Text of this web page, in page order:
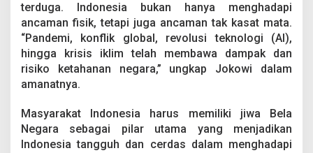
o
l
d
a
u
r
a
terduga. Indonesia bukan hanya menghadapi
ancaman fisik, tetapi juga ancaman tak kasat mata.
“Pandemi, konflik global, revolusi teknologi (AI),
hingga krisis iklim telah membawa dampak dan
risiko ketahanan negara,” ungkap Jokowi dalam
amanatnya.
Masyarakat Indonesia harus memiliki jiwa Bela
Negara sebagai pilar utama yang menjadikan
Indonesia tangguh dan cerdas dalam menghadapi